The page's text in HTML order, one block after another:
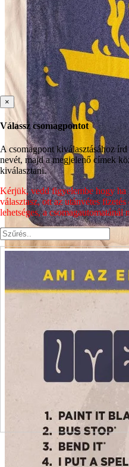
×
Válassz csomagpontot
A csomagpont kiválasztásához
nevét, majd a megjelenő címek
kiválasztani.
Kérjük, vedd figyelembe hogy
választasz, ott az utánvétes
lehetséges, a csomagautomatánál